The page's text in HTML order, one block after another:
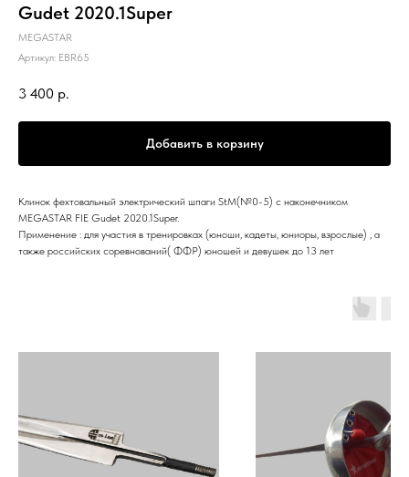
Gudet 2020.1Super
MEGASTAR
Артикул: EBR65
3 400 р.
Добавить в корзину
Клинок фехтовальный электрический шпаги StM(№0-5) с наконечником
MEGASTAR FIE Gudet 2020.1Super.
Применение : для участия в тренировках (юноши, кадеты, юниоры, взрослые) , а
также российских соревнований( ФФР) юношей и девушек до 13 лет